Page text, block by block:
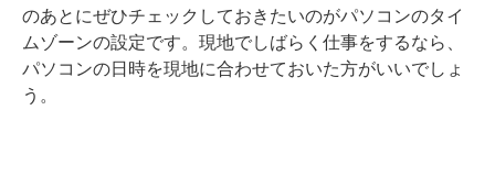
のあとにぜひチェックしておきたいのがパソコンのタイ
ムゾーンの設定です。現地でしばらく仕事をするなら、
パソコンの日時を現地に合わせておいた方がいいでしょ
う。